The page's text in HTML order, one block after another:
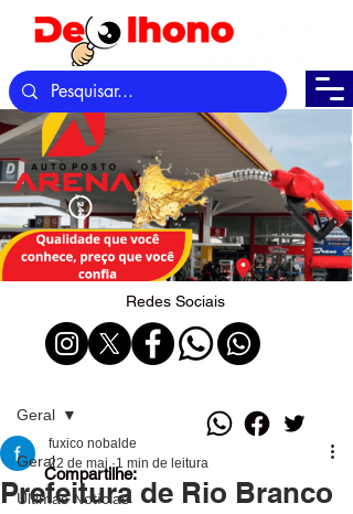
Redes Sociais
Geral
Últimas Notícias
Geral
Prefeitura de Rio Branco
fuxico nobalde
22 de mai. 1 min de leitura
Compartilhe: